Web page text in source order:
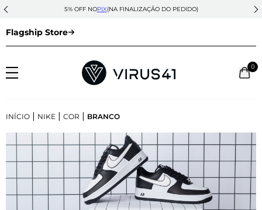
5% OFF NOPIX(NA FINALIZAÇÃO DO PEDIDO)
Flagship Store
0
INÍCIO | NIKE | COR | BRANCO